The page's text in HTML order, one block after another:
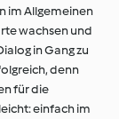
im Allgemeinen
wachsen und
in Gang zu
denn
für die
einfach im